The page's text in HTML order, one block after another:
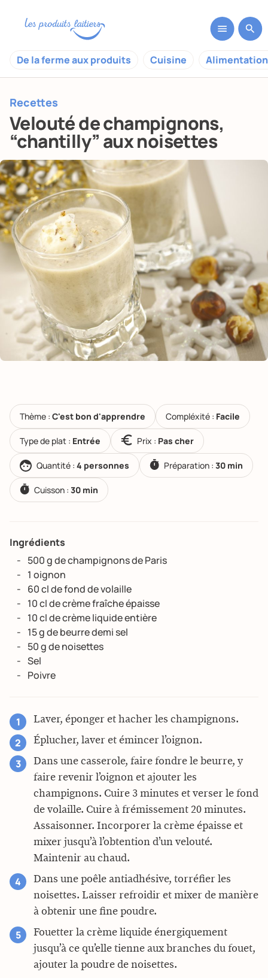
De la ferme aux produits Cuisine
Recettes
Velouté de champignons,
“chantilly” aux noisettes
Thème : C'est bon d'apprendre Compléxité : Facile
Type de plat : Entrée Prix : Pas cher
Quantité : 4 personnes Préparation :30 min
Cuisson :30 min
Ingrédients
500 g de champignons de Paris
1 oignon
60 cl de fond de volaille
10 cl de crème fraîche épaisse
10 cl de crème liquide entière
15 g de beurre demi sel
50 g de noisettes
Sel
Poivre
Laver, éponger et hacher les champignons.
Éplucher, laver et émincer l’oignon.
Dans une casserole, faire fondre le beurre, y
faire revenir l’oignon et ajouter les
champignons. Cuire 3 minutes et verser le fond
de volaille. Cuire à frémissement 20 minutes.
Assaisonner. Incorporer la crème épaisse et
mixer jusqu’à l’obtention d’un velouté.
Maintenir au chaud.
Dans une poêle antiadhésive, torréfier les
noisettes. Laisser refroidir et mixer de manière
à obtenir une fine poudre.
Fouetter la crème liquide énergiquement
jusqu’à ce qu’elle tienne aux branches du fouet,
ajouter la poudre de noisettes.